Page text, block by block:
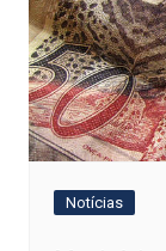
Notícias